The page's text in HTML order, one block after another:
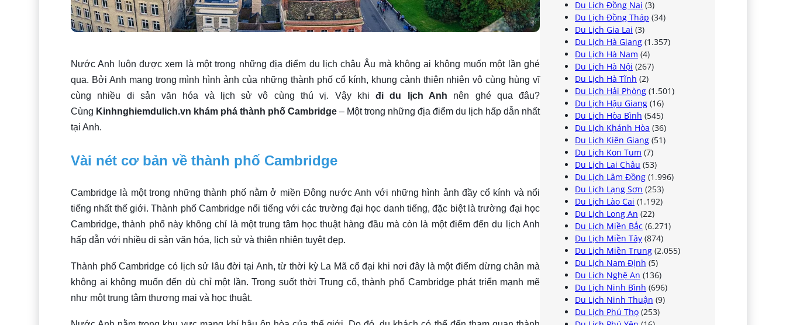
Nước Anh luôn được xem là một trong những địa điểm du lịch châu Âu mà không ai không muốn một lần ghé
qua. Bởi Anh mang trong mình hình ảnh của những thành phố cổ kính, khung cảnh thiên nhiên vô cùng hùng vĩ
cùng nhiều di sản văn hóa và lịch sử vô cùng thú vị. Vậy khiđi du lịch Anh nên ghé qua đâu?
Cùng Kinhnghiemdulich.vn khám phá thành phố Cambridge – Một trong những địa điểm du lịch hấp dẫn nhất
tại Anh.
Vài nét cơ bản về thành phố Cambridge
Cambridge là một trong những thành phố nằm ở miền Đông nước Anh với những hình ảnh đầy cổ kính và nổi
tiếng nhất thế giới. Thành phố Cambridge nổi tiếng với các trường đại học danh tiếng, đặc biệt là trường đại học
Cambridge, thành phố này không chỉ là một trung tâm học thuật hàng đầu mà còn là một điểm đến du lịch Anh
hấp dẫn với nhiều di sản văn hóa, lịch sử và thiên nhiên tuyệt đẹp.
Thành phố Cambridge có lịch sử lâu đời tại Anh, từ thời kỳ La Mã cổ đại khi nơi đây là một điểm dừng chân mà
không ai không muốn đến dù chỉ một lần. Trong suốt thời Trung cổ, thành phố Cambridge phát triển mạnh mẽ
như một trung tâm thương mại và học thuật.
Du Lịch Đồng Nai (3)
Du Lịch Đồng Tháp (34)
Du Lịch Gia Lai (3)
Du Lịch Hà Giang (1.357)
Du Lịch Hà Nam (4)
Du Lịch Hà Nội (267)
Du Lịch Hà Tĩnh (2)
Du Lịch Hải Phòng (1.501)
Du Lịch Hậu Giang (16)
Du Lịch Hòa Bình (545)
Du Lịch Khánh Hòa (36)
Du Lịch Kiên Giang (51)
Du Lịch Kon Tum (7)
Du Lịch Lai Châu (53)
Du Lịch Lâm Đồng (1.996)
Du Lịch Lạng Sơn (253)
Du Lịch Lào Cai (1.192)
Du Lịch Long An (22)
Du Lịch Miền Bắc (6.271)
Du Lịch Miền Tây (874)
Du Lịch Miền Trung (2.055)
Du Lịch Nam Định (5)
Du Lịch Nghệ An (136)
Du Lịch Ninh Bình (696)
Du Lịch Ninh Thuận (9)
Du Lịch Phú Thọ (253)